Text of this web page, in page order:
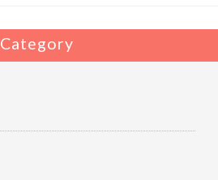
Category